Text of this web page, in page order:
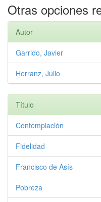
Otras opciones
Autor
Garrido, Javier
Herranz, Julio
Título
Contemplación
Fidelidad
Francisco de Asís
Pobreza